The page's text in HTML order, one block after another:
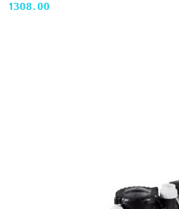
Cena:
1308.00